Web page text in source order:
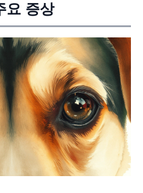
요 증상